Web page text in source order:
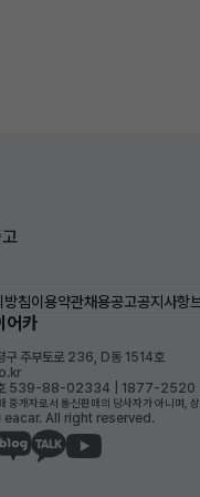
방침이용약관채용공고공지사항
어카
구 주부토로 236, D동 1514호
호 539-88-02334 | 1877-2520
중개자로서 통신판매의 당사자가 아니며,
All right reserved.